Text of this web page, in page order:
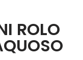
ROLO